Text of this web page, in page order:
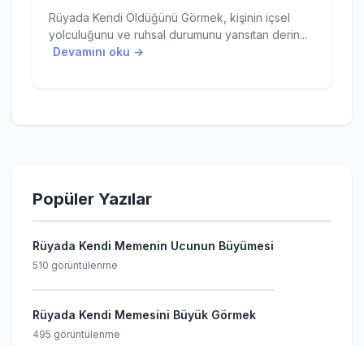
Rüyada Kendi Öldüğünü Görmek, kişinin içsel
yolculuğunu ve ruhsal durumunu yansıtan derin...
Devamını oku →
Popüler Yazılar
Rüyada Kendi Memenin Ucunun Büyümesi
510 görüntülenme
Rüyada Kendi Memesini Büyük Görmek
495 görüntülenme